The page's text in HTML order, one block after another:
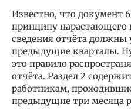
Известно, что
принципу нарастающего
сведения отчёта должны
предыдущие кварталы.
это правило
отчёта. Раздел 2
работникам,
предыдущие три месяца